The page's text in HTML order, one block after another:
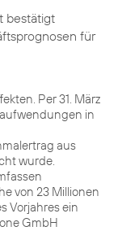
bestätigt
für
Per 31. März
in
aus
wurde.
von 23 Millionen
Vorjahres ein
GmbH